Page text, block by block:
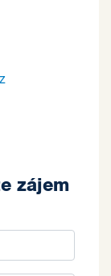
zájem